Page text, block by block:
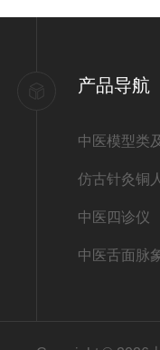
产品导航
中医模型类
仿古针灸铜人
中医四诊仪
中医舌面脉